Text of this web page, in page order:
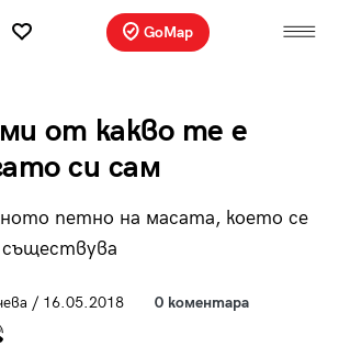
GoMap
от какво те е
си сам
петно на масата, което се
/ 16.05.2018
0 коментара